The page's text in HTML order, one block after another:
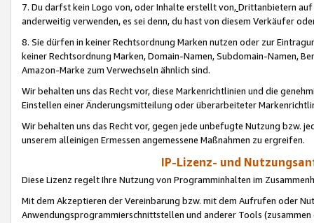
7. Du darfst kein Logo von, oder Inhalte erstellt von,Drittanbietern auf
anderweitig verwenden, es sei denn, du hast von diesem Verkäufer
8. Sie dürfen in keiner Rechtsordnung Marken nutzen oder zur
keiner Rechtsordnung Marken, Domain-Namen, Subdomain-Namen,
Amazon-Marke zum Verwechseln ähnlich sind.
Wir behalten uns das Recht vor, diese Markenrichtlinien und die
Einstellen einer Änderungsmitteilung oder überarbeiteter
Wir behalten uns das Recht vor, gegen jede unbefugte Nutzung bzw.
unserem alleinigen Ermessen angemessene Maßnahmen zu ergreifen.
IP-Lizenz- und
Diese Lizenz regelt Ihre Nutzung von Programminhalten im
Mit dem Akzeptieren der Vereinbarung bzw. mit dem Aufrufen oder
Anwendungsprogrammierschnittstellen und anderer Tools (zusammen